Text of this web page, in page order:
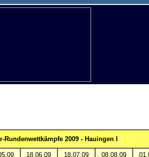
Rundenwettkämpfe 2009 - Hauingen I
18.06.09 18.07.09 08.08.09